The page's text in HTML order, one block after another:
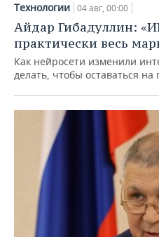
Технологии 04 авг, 00:00
Айдар Гибадуллин:
практически весь
Как нейросети изменили
делать, чтобы оставаться на